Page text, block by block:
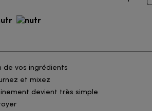
de vos ingrédients
et mixez
devient très simple